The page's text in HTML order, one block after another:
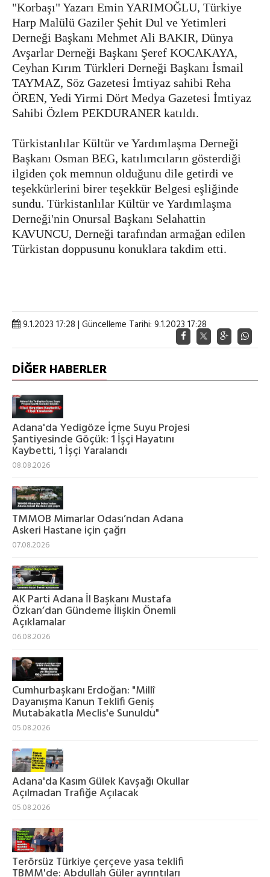
"Korbaşı" Yazarı Emin YARIMOĞLU, Türkiye
Harp Malülü Gaziler Şehit Dul ve Yetimleri
Derneği Başkanı Mehmet Ali BAKIR, Dünya
Avşarlar Derneği Başkanı Şeref KOCAKAYA,
Ceyhan Kırım Türkleri Derneği Başkanı İsmail
TAYMAZ, Söz Gazetesi İmtiyaz sahibi Reha
ÖREN, Yedi Yirmi Dört Medya Gazetesi İmtiyaz
Sahibi Özlem PEKDURANER katıldı.
Türkistanlılar Kültür ve Yardımlaşma Derneği
Başkanı Osman BEG, katılımcıların gösterdiği
ilgiden çok memnun olduğunu dile getirdi ve
teşekkürlerini birer teşekkür Belgesi eşliğinde
sundu. Türkistanlılar Kültür ve Yardımlaşma
Derneği'nin Onursal Başkanı Selahattin
KAVUNCU, Derneği tarafından armağan edilen
Türkistan doppusunu konuklara takdim etti.
9.1.2023 17:28 | Güncelleme Tarihi: 9.1.2023 17:28
DİĞER HABERLER
Adana'da Yedigöze İçme Suyu Projesi
Şantiyesinde Göçük: 1 İşçi Hayatını
Kaybetti, 1 İşçi Yaralandı
08.08.2026
TMMOB Mimarlar Odası’ndan Adana
Askeri Hastane için çağrı
07.08.2026
AK Parti Adana İl Başkanı Mustafa
Özkan’dan Gündeme İlişkin Önemli
Açıklamalar
06.08.2026
Cumhurbaşkanı Erdoğan: "Millî
Dayanışma Kanun Teklifi Geniş
Mutabakatla Meclis'e Sunuldu"
05.08.2026
Adana'da Kasım Gülek Kavşağı Okullar
Açılmadan Trafiğe Açılacak
05.08.2026
Terörsüz Türkiye çerçeve yasa teklifi
TBMM'de: Abdullah Güler ayrıntıları